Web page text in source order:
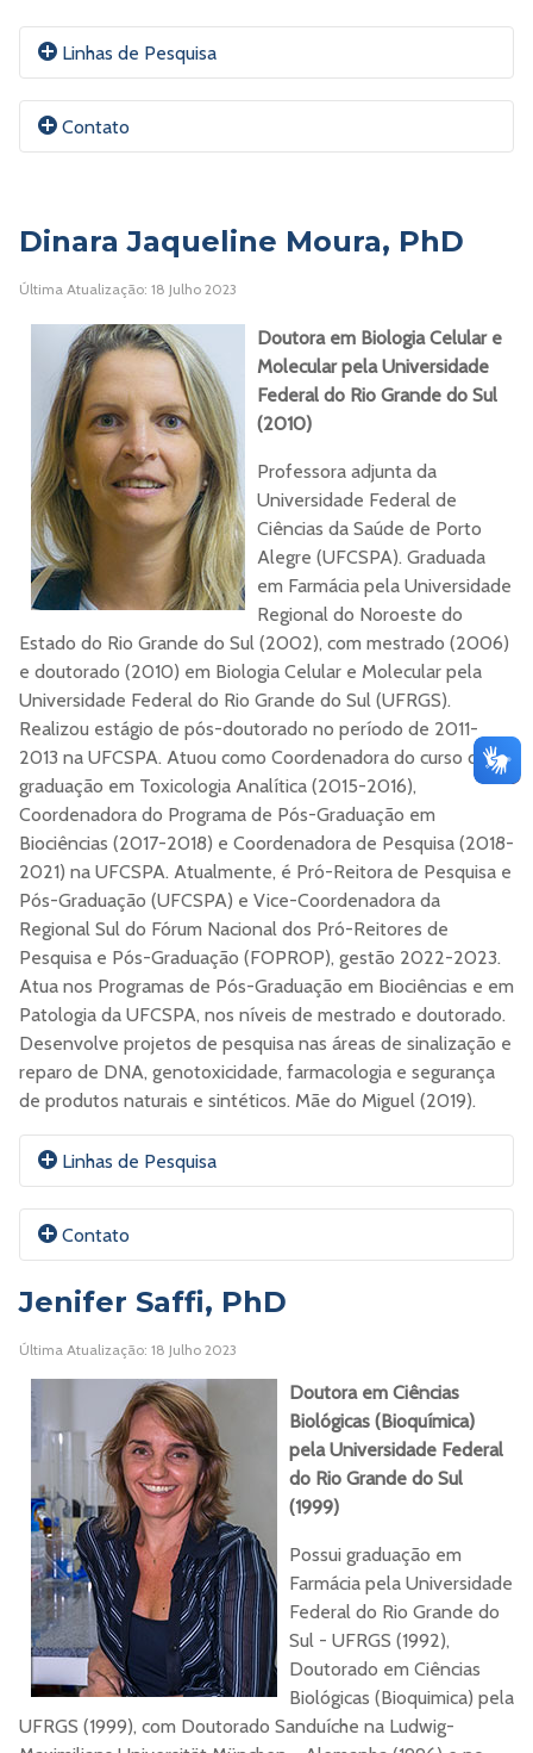
Linhas de Pesquisa
Marcadores tumorais
Contato
E-mail:Claudia@UFCSPA.edu.br
ORCID
Currículo Lattes
Site
Dinara Jaqueline Moura, PhD
Última Atualização: 18 Julho 2023
Doutora em Biologia Celular e
Molecular pela Universidade
Federal do Rio Grande do Sul
(2010)
Professora adjunta da
Universidade Federal de
Ciências da Saúde de Porto
Alegre (UFCSPA). Graduada
em Farmácia pela Universidade
Regional do Noroeste do
Estado do Rio Grande do Sul (2002), com mestrado (2006)
e doutorado (2010) em Biologia Celular e Molecular pela
Universidade Federal do Rio Grande do Sul (UFRGS).
Realizou estágio de pós-doutorado no período de 2011-
2013 na UFCSPA. Atuou como Coordenadora do curso de
graduação em Toxicologia Analítica (2015-2016),
Coordenadora do Programa de Pós-Graduação em
Biociências (2017-2018) e Coordenadora de Pesquisa (2018-
2021) na UFCSPA. Atualmente, é Pró-Reitora de Pesquisa e
Pós-Graduação (UFCSPA) e Vice-Coordenadora da
Regional Sul do Fórum Nacional dos Pró-Reitores de
Pesquisa e Pós-Graduação (FOPROP), gestão 2022-2023.
Atua nos Programas de Pós-Graduação em Biociências e em
Patologia da UFCSPA, nos níveis de mestrado e doutorado.
Desenvolve projetos de pesquisa nas áreas de sinalização e
reparo de DNA, genotoxicidade, farmacologia e segurança
de produtos naturais e sintéticos. Mãe do Miguel (2019).
Linhas de Pesquisa
Reparo de DNA, mutagênese e genotoxicidade,
atuando principalmente nos seguintes temas: estrutura
determinação de propriedades farmacológicas e
Contato
E-mail:Dinaram@UFCSPA.edu.br
Currículo Lattes
Site
Jenifer Saffi, PhD
Última Atualização: 18 Julho 2023
Doutora em Ciências
Biológicas (Bioquímica)
pelaUniversidade Federal
do Rio Grande do Sul
(1999)
Possui graduação em
Farmácia pela Universidade
Federal do Rio Grande do
Sul - UFRGS (1992),
Doutorado em Ciências
Biológicas (Bioquimica) pela
UFRGS (1999), com Doutorado Sanduíche na Ludwig-